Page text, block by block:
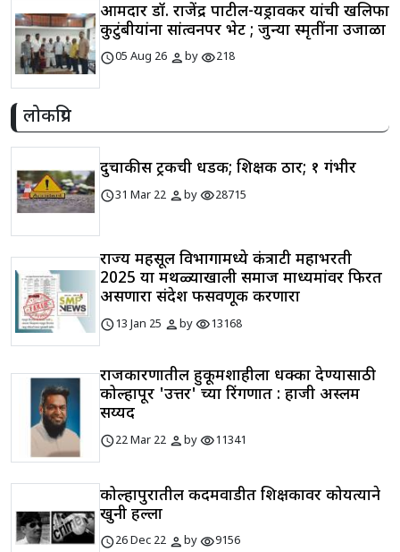
आमदार डॉ. राजेंद्र पाटील-यड्रावकर यांची खलिफा
कुटुंबीयांना सांत्वनपर भेट ; जुन्या स्मृतींना उजाळा
schedule05 Aug 26 personbyvisibility218
लोकप्रिय
दुचाकीस ट्रकची धडक; शिक्षक ठार; १ गंभीर
schedule31 Mar 22 personbyvisibility28715
राज्य महसूल विभागामध्ये कंत्राटी महाभरती
2025 या मथळ्याखाली समाज माध्यमांवर फिरत
असणारा संदेश फसवणूक करणारा
schedule13 Jan 25 personbyvisibility13168
राजकारणातील हुकूमशाहीला धक्का देण्यासाठी
कोल्हापूर 'उत्तर' च्या रिंगणात : हाजी अस्लम
सय्यद
schedule22 Mar 22 personbyvisibility11341
कोल्हापुरातील कदमवाडीत शिक्षकावर कोयत्याने
खुनी हल्ला
schedule26 Dec 22 personbyvisibility9156